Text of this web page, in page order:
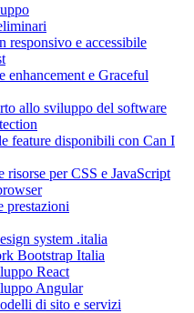
responsivo e accessibile
enhancement e Graceful
allo sviluppo del software
feature disponibili con Can I
risorse per CSS e JavaScript
prestazioni
system .italia
Bootstrap Italia
React
Angular
di sito e servizi